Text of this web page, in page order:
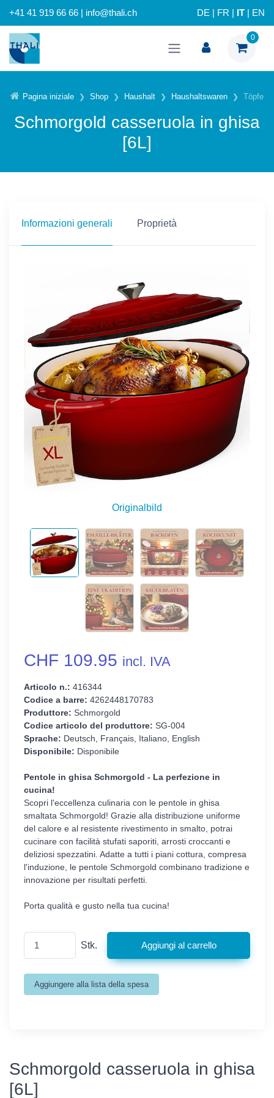
+41 41 919 66 66 | info@thali.ch DE FR IT EN
0
Pagina iniziale Shop Haushalt Haushaltswaren Töpfe
Schmorgold casseruola in ghisa
[6L]
Informazioni generali Proprietà
Originalbild
CHF 109.95 incl. IVA
Articolo n.: 416344
Codice a barre: 4262448170783
Produttore: Schmorgold
Codice articolo del produttore: SG-004
Sprache: Deutsch, Français, Italiano, English
Disponibile: Disponibile
Pentole in ghisa Schmorgold - La perfezione in
cucina!
Scopri l'eccellenza culinaria con le pentole in ghisa
smaltata Schmorgold! Grazie alla distribuzione uniforme
del calore e al resistente rivestimento in smalto, potrai
cucinare con facilità stufati saporiti, arrosti croccanti e
deliziosi spezzatini. Adatte a tutti i piani cottura, compresa
l'induzione, le pentole Schmorgold combinano tradizione e
innovazione per risultati perfetti.
Porta qualità e gusto nella tua cucina!
Stk.
Schmorgold casseruola in ghisa
[6L]